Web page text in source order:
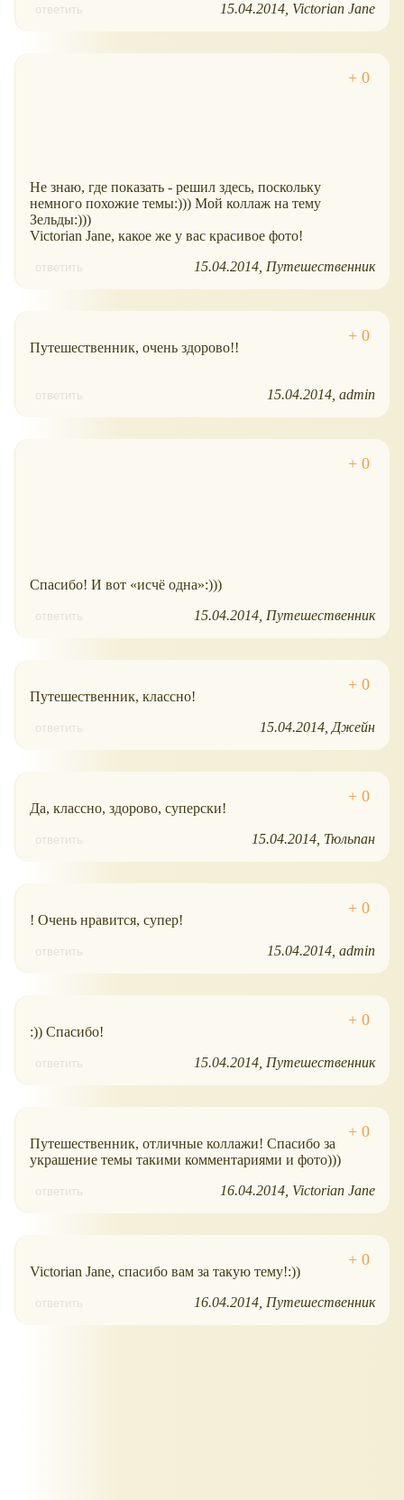
ответить 15.04.2014 Victorian Jane
Не знаю, где показать - решил здесь, поскольку
немного похожие темы:))) Мой коллаж на тему
Зельды:)))
Victorian Jane, какое же у вас красивое фото!
ответить 15.04.2014 Путешественник
Путешественник, очень здорово!!
ответить 15.04.2014 admin
Спасибо! И вот исчё одна :)))
ответить 15.04.2014 Путешественник
Путешественник, классно!
ответить 15.04.2014 Джейн
Да, классно, здорово, суперски!
ответить 15.04.2014 Тюльпан
! Очень нравится, супер!
ответить 15.04.2014 admin
:)) Спасибо!
ответить 15.04.2014 Путешественник
Путешественник, отличные коллажи! Спасибо за
украшение темы такими комментариями и фото)))
ответить 16.04.2014 Victorian Jane
Victorian Jane, спасибо вам за такую тему!:))
ответить 16.04.2014 Путешественник